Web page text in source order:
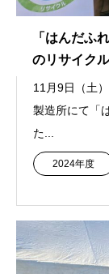
「はんだふ
のリサイク
11月9日（土
製造所にて「
た...
2024年度